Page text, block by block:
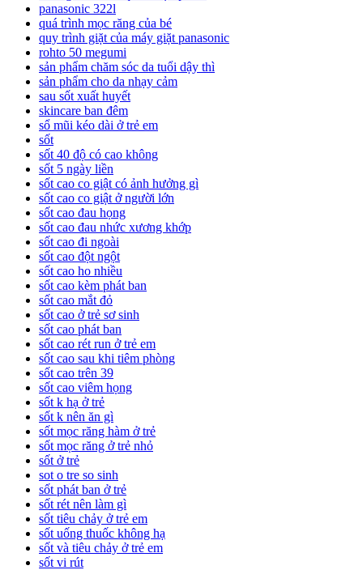
panasonic 322l
quá trình mọc răng của bé
quy trình giặt của máy giặt panasonic
rohto 50 megumi
sản phẩm chăm sóc da tuổi dậy thì
sản phẩm cho da nhạy cảm
sau sốt xuất huyết
skincare ban đêm
sổ mũi kéo dài ở trẻ em
sốt
sốt 40 độ có cao không
sốt 5 ngày liền
sốt cao co giật có ảnh hưởng gì
sốt cao co giật ở người lớn
sốt cao đau họng
sốt cao đau nhức xương khớp
sốt cao đi ngoài
sốt cao đột ngột
sốt cao ho nhiều
sốt cao kèm phát ban
sốt cao mắt đỏ
sốt cao ở trẻ sơ sinh
sốt cao phát ban
sốt cao rét run ở trẻ em
sốt cao sau khi tiêm phòng
sốt cao trên 39
sốt cao viêm họng
sốt k hạ ở trẻ
sốt k nên ăn gì
sốt mọc răng hàm ở trẻ
sốt mọc răng ở trẻ nhỏ
sốt ở trẻ
sot o tre so sinh
sốt phát ban ở trẻ
sốt rét nên làm gì
sốt tiêu chảy ở trẻ em
sốt uống thuốc không hạ
sốt và tiêu chảy ở trẻ em
sốt vi rút